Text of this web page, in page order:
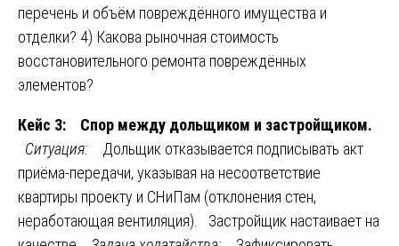
перечень и объём повреждённого имущества и
отделки? 4) Какова рыночная стоимость
восстановительного ремонта повреждённых
элементов?
Кейс 3: Спор между дольщиком и застройщиком.
Ситуация:
Дольщик отказывается подписывать акт
приёма-передачи, указывая на несоответствие
квартиры проекту и СНиПам (отклонения стен,
неработающая вентиляция). Застройщик настаивает на